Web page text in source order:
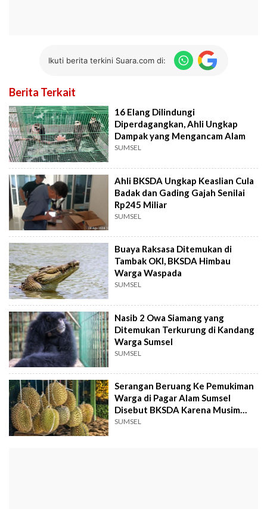
Ikuti berita terkini Suara.com di:
Berita Terkait
16 Elang Dilindungi
Diperdagangkan, Ahli Ungkap
Dampak yang Mengancam Alam
SUMSEL
Ahli BKSDA Ungkap Keaslian Cula
Badak dan Gading Gajah Senilai
Rp245 Miliar
SUMSEL
Buaya Raksasa Ditemukan di
Tambak OKI, BKSDA Himbau
Warga Waspada
SUMSEL
Nasib 2 Owa Siamang yang
Ditemukan Terkurung di Kandang
Warga Sumsel
SUMSEL
Serangan Beruang Ke Pemukiman
Warga di Pagar Alam Sumsel
Disebut BKSDA Karena Musim
Durian
SUMSEL